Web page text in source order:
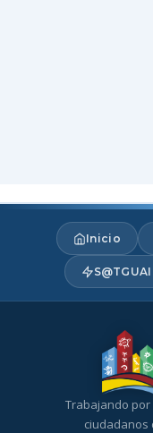
Inicio
Trabajando
ciudadanos